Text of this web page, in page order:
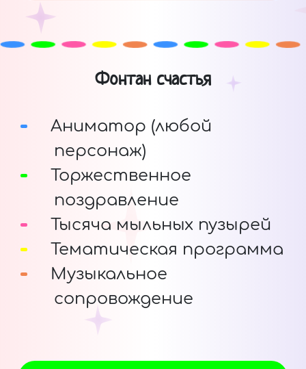
Фонтан счастья
Аниматор (любой
персонаж)
Торжественное
поздравление
Тысяча мыльных пузырей
Тематическая программа
Музыкальное
сопровождение